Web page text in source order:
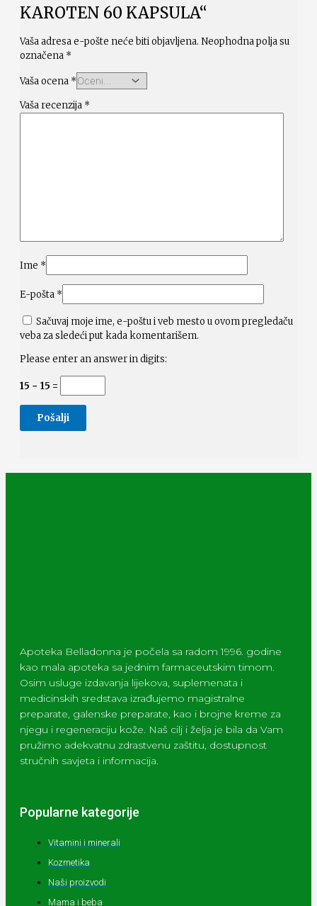
KAROTEN 60 KAPSULA“
Vaša adresa e-pošte neće biti objavljena. Neophodna polja su
označena *
Vaša ocena *
Vaša recenzija *
Ime *
E-pošta *
Sačuvaj moje ime, e-poštu i veb mesto u ovom pregledaču
veba za sledeći put kada komentarišem.
Please enter an answer in digits:
15 − 15 =
Apoteka Belladonna je počela sa radom 1996. godine
kao mala apoteka sa jednim farmaceutskim timom.
Osim usluge izdavanja lijekova, suplemenata i
medicinskih sredstava izrađujemo magistralne
preparate, galenske preparate, kao i brojne kreme za
njegu i regeneraciju kože. Naš cilj i želja je bila da Vam
pružimo adekvatnu zdrastvenu zaštitu, dostupnost
stručnih savjeta i informacija.
Popularne kategorije
Vitamini i minerali
Kozmetika
Naši proizvodi
Mama i beba